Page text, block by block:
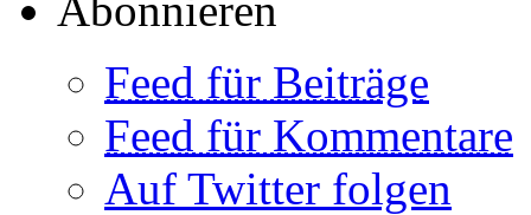
Feed für Beiträge
Feed für Kommentare
Auf Twitter folgen